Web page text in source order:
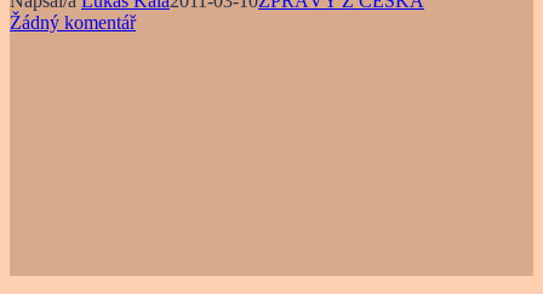
Žádný komentář